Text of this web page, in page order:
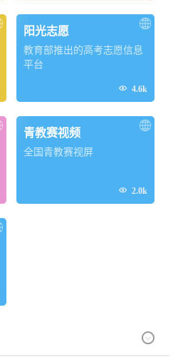
阳光志愿
教育部推出的高考志愿信息
平台
 4.6k
青教赛视频
全国青教赛视屏
 2.0k
